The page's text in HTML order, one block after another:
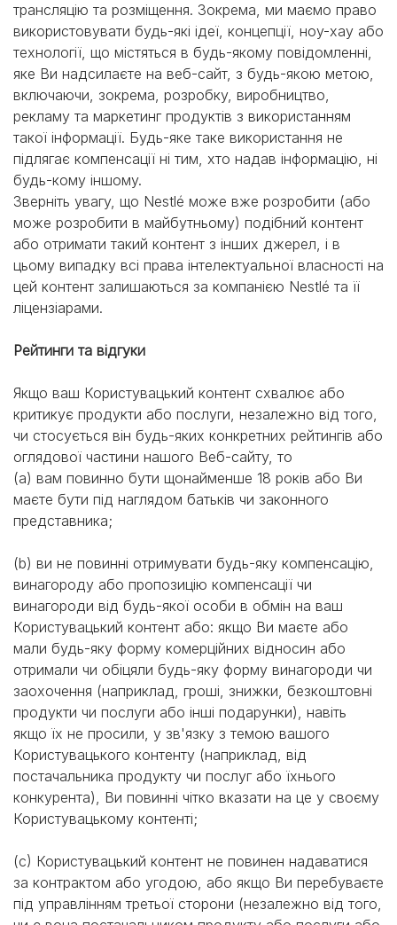
трансляцію та розміщення. Зокрема, ми маємо право
використовувати будь-які ідеї, концепції, ноу-хау або
технології, що містяться в будь-якому повідомленні,
яке Ви надсилаєте на веб-сайт, з будь-якою метою,
включаючи, зокрема, розробку, виробництво,
рекламу та маркетинг продуктів з використанням
такої інформації. Будь-яке таке використання не
підлягає компенсації ні тим, хто надав інформацію, ні
будь-кому іншому.
Зверніть увагу, що Nestlé може вже розробити (або
може розробити в майбутньому) подібний контент
або отримати такий контент з інших джерел, і в
цьому випадку всі права інтелектуальної власності на
цей контент залишаються за компанією Nestlé та її
ліцензіарами.
Рейтинги та відгуки
Якщо ваш Користувацький контент схвалює або
критикує продукти або послуги, незалежно від того,
чи стосується він будь-яких конкретних рейтингів або
оглядової частини нашого Веб-сайту, то
(a) вам повинно бути щонайменше 18 років або Ви
маєте бути під наглядом батьків чи законного
представника;
(b) ви не повинні отримувати будь-яку компенсацію,
винагороду або пропозицію компенсації чи
винагороди від будь-якої особи в обмін на ваш
Користувацький контент або: якщо Ви маєте або
мали будь-яку форму комерційних відносин або
отримали чи обіцяли будь-яку форму винагороди чи
заохочення (наприклад, гроші, знижки, безкоштовні
продукти чи послуги або інші подарунки), навіть
якщо їх не просили, у зв'язку з темою вашого
Користувацького контенту (наприклад, від
постачальника продукту чи послуг або їхнього
конкурента), Ви повинні чітко вказати на це у своєму
Користувацькому контенті;
(c) Користувацький контент не повинен надаватися
за контрактом або угодою, або якщо Ви перебуваєте
під управлінням третьої сторони (незалежно від того,